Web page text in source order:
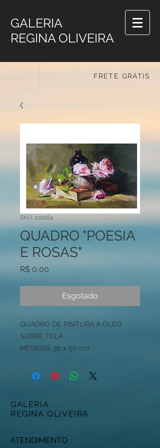
GALERIA
REGINA OLIVEIRA
FRETE GRÁTIS
SKU: 100184
QUADRO "POESIA
E ROSAS"
R$ 0,00
Esgotado
QUADRO DE PINTURA A ÓLEO
SOBRE TELA
MEDIDAS 30 x 50 cm
GALERIA
REGINA OLIVEIRA
ATENDIMENTO